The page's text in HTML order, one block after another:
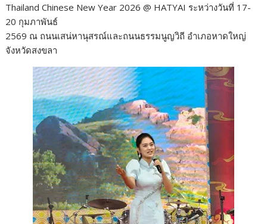
Thailand Chinese New Year 2026 @ HATYAI ระหว่างวันที่ 17-
20 กุมภาพันธ์
2569 ณ ถนนเสน่หานุสรณ์และถนนธรรมนูญวิถี อำเภอหาดใหญ่
จังหวัดสงขลา